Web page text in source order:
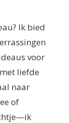
Ik bied
voor
liefde
naar
of